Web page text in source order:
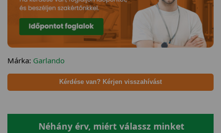
Márka: Garlando
Kérdése van? Kérjen visszahívást
Néhány érv, miért válassz minket